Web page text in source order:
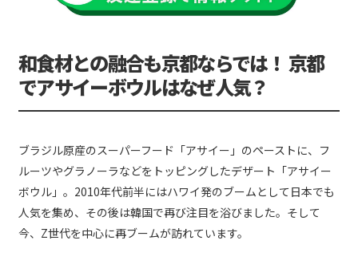
和食材との融合も京都ならでは！ 京都
でアサイーボウルはなぜ人気？
ブラジル原産のスーパーフード「アサイー」のペーストに、フ
ルーツやグラノーラなどをトッピングしたデザート「アサイー
ボウル」。2010年代前半にはハワイ発のブームとして日本でも
人気を集め、その後は韓国で再び注目を浴びました。そして
今、Z世代を中心に再ブームが訪れています。